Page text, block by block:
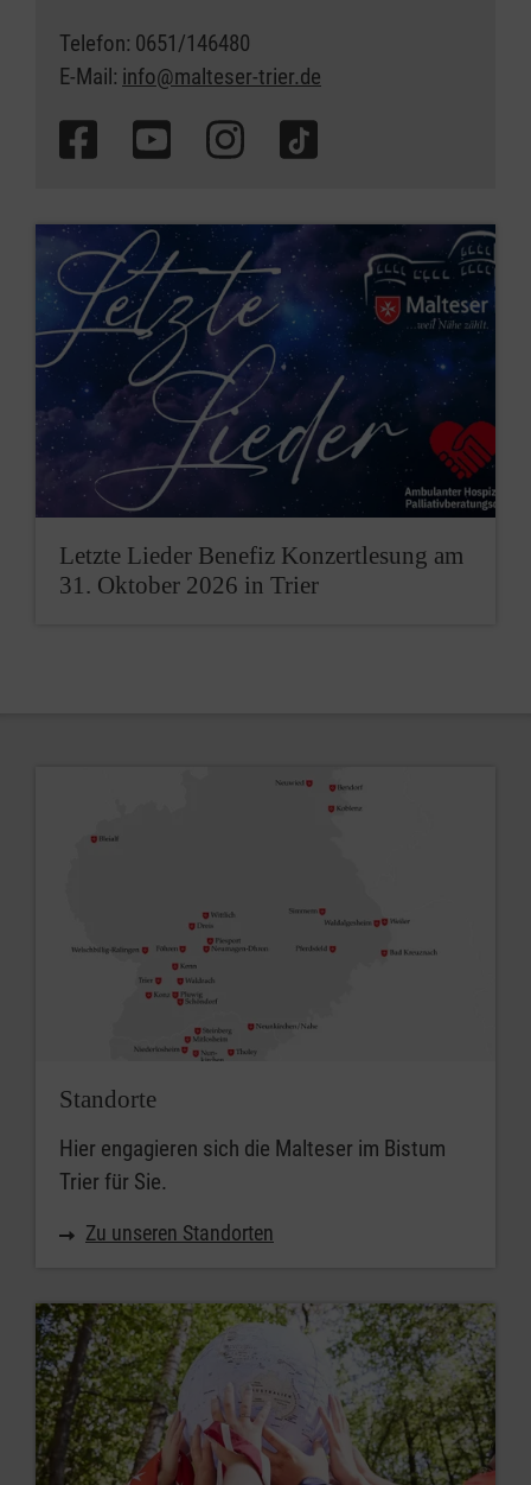
Telefon: 0651/146480
E-Mail: info@malteser-trier.de
Letzte Lieder Benefiz Konzertlesung am
31. Oktober 2026 in Trier
Standorte
Hier engagieren sich die Malteser im Bistum
Trier für Sie.
Zu unseren Standorten